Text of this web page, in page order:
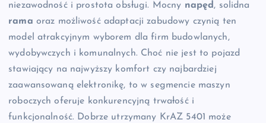
niezawodność i prostota obsługi. Mocny napęd , solidna
rama oraz możliwość adaptacji zabudowy czynią ten
model atrakcyjnym wyborem dla firm budowlanych,
wydobywczych i komunalnych. Choć nie jest to pojazd
stawiający na najwyższy komfort czy najbardziej
zaawansowaną elektronikę, to w segmencie maszyn
roboczych oferuje konkurencyjną trwałość i
funkcjonalność. Dobrze utrzymany KrAZ 5401 może